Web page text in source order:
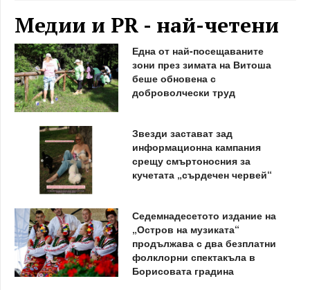
Медии и PR - най-четени
Една от най-посещаваните
зони през зимата на Витоша
беше обновена с
доброволчески труд
Звезди застават зад
информационна кампания
срещу смъртоносния за
кучетата „сърдечен червей“
Седемнадесетото издание на
„Остров на музиката“
продължава с два безплатни
фолклорни спектакъла в
Борисовата градина